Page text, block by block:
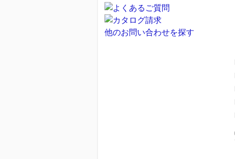
他のお問い合わせを探す